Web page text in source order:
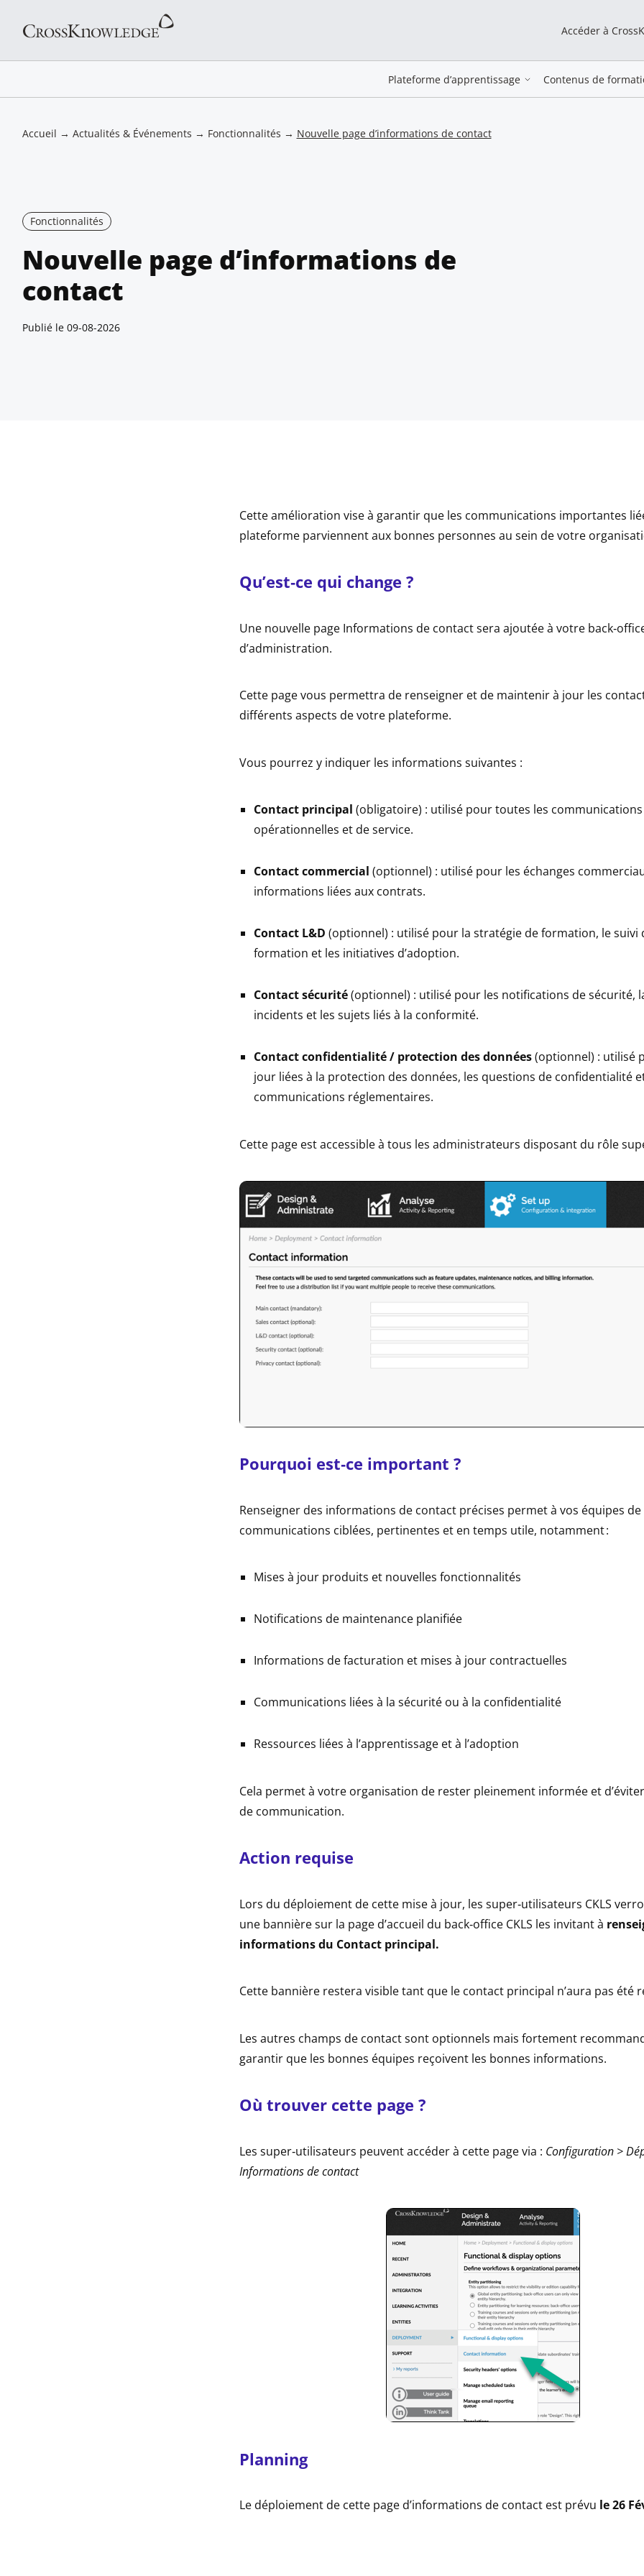
Accéder à
Plateforme d’apprentissage Contenus de
Accueil → Actualités & Événements → Fonctionnalités → Nouvelle page d’informations de contact
Fonctionnalités
Nouvelle page d’informations de
contact
Publié le 09-08-2026
Cette amélioration vise à garantir que les communications importantes
plateforme parviennent aux bonnes personnes au sein de votre
Qu’est‑ce qui change ?
Une nouvelle page Informations de contact sera ajoutée à votre
d’administration.
Cette page vous permettra de renseigner et de maintenir à jour les
différents aspects de votre plateforme.
Vous pourrez y indiquer les informations suivantes :
Contact principal (obligatoire) : utilisé pour toutes les communications
opérationnelles et de service.
Contact commercial (optionnel) : utilisé pour les échanges
informations liées aux contrats.
Contact L&D (optionnel) : utilisé pour la stratégie de formation, le suivi
formation et les initiatives d’adoption.
Contact sécurité(optionnel) : utilisé pour les notifications de sécurité,
incidents et les sujets liés à la conformité.
Contact confidentialité / protection des données(optionnel) : utilisé
jour liées à la protection des données, les questions de confidentialité
communications réglementaires.
Cette page est accessible à tous les administrateurs disposant du rôle
Pourquoi est‑ce important ?
Renseigner des informations de contact précises permet à vos équipes
communications ciblées, pertinentes et en temps utile, notamment :
Mises à jour produits et nouvelles fonctionnalités
Notifications de maintenance planifiée
Informations de facturation et mises à jour contractuelles
Communications liées à la sécurité ou à la confidentialité
Ressources liées à l’apprentissage et à l’adoption
Cela permet à votre organisation de rester pleinement informée et
de communication.
Action requise
Lors du déploiement de cette mise à jour, les super‑utilisateurs CKLS
une bannière sur la page d’accueil du back‑office CKLS les invitant à
informations du Contact principal.
Cette bannière restera visible tant que le contact principal n’aura pas été
Les autres champs de contact sont optionnels mais fortement
garantir que les bonnes équipes reçoivent les bonnes informations.
Où trouver cette page ?
Les super‑utilisateurs peuvent accéder à cette page via : Configuration >
Informations de contact
Planning
Le déploiement de cette page d’informations de contact est prévu le 26